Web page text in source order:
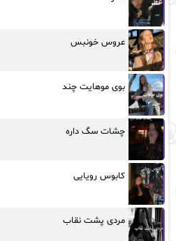
عروس خونبس
بوی موهایت چند
چشات سگ داره
کابوس رویایی
مردی پشت نقاب